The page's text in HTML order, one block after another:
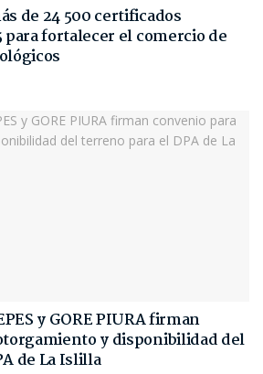
de 24 500 certificados
para fortalecer el comercio de
y GORE PIURA firman
y disponibilidad del
de La Islilla